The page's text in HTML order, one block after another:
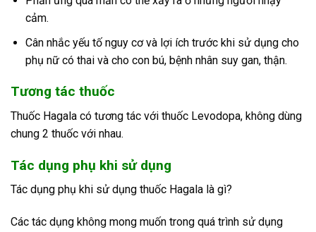
cảm.
Cân nhắc yếu tố nguy cơ và lợi ích trước khi sử dụng cho
phụ nữ có thai và cho con bú, bệnh nhân suy gan, thận.
Tương tác thuốc
Thuốc Hagala có tương tác với thuốc Levodopa, không dùng
chung 2 thuốc với nhau.
Tác dụng phụ khi sử dụng
Tác dụng phụ khi sử dụng thuốc Hagala là gì?
Các tác dụng không mong muốn trong quá trình sử dụng